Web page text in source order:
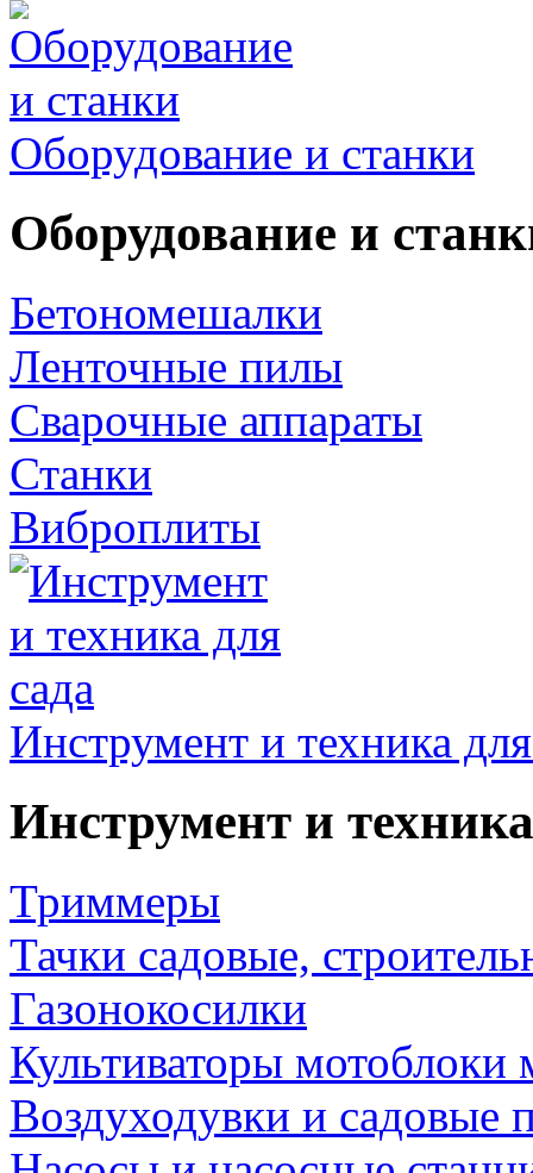
Оборудование и станки
Оборудование и
Бетономешалки
Ленточные пилы
Сварочные аппараты
Станки
Виброплиты
Инструмент и техника
Инструмент и
Триммеры
Тачки садовые,
Газонокосилки
Культиваторы мотоблоки
Воздуходувки и садовые